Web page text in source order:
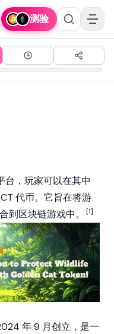
测验
台，玩家可以在其中
代币。它旨在将游
到区块链游戏中。
[1]
年 9 月创立，是一